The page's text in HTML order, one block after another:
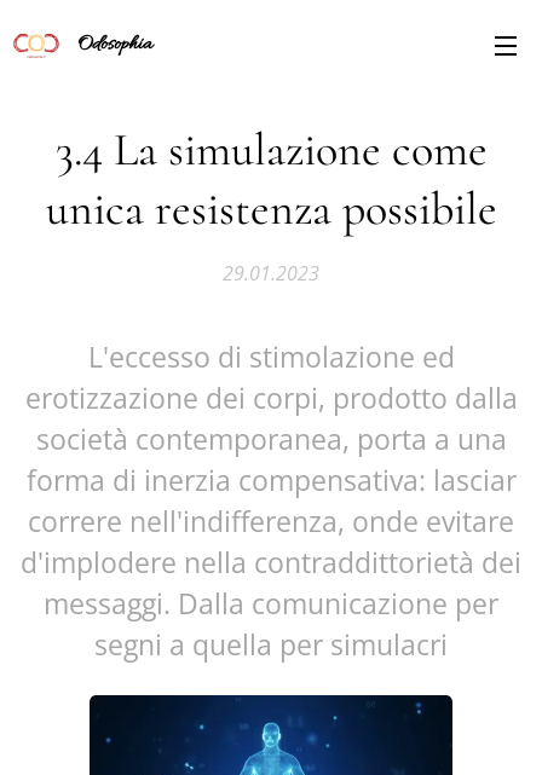
Odosophia
3.4 La simulazione come
unica resistenza possibile
29.01.2023
L'eccesso di stimolazione ed
erotizzazione dei corpi, prodotto dalla
società contemporanea, porta a una
forma di inerzia compensativa: lasciar
correre nell'indifferenza, onde evitare
d'implodere nella contraddittorietà dei
messaggi. Dalla comunicazione per
segni a quella per simulacri